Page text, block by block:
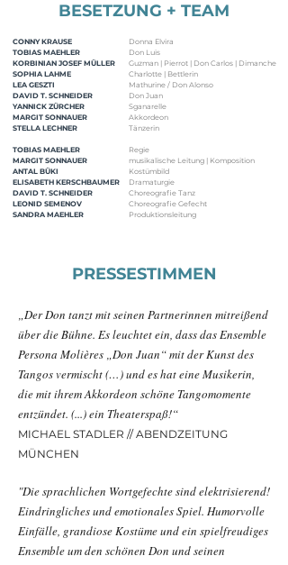
BESETZUNG + TEAM
CONNY KRAUSE
TOBIAS MAEHLER
KORBINIAN JOSEF MÜLLER
SOPHIA LAHME
LEA GESZTI
DAVID T. SCHNEIDER
YANNICK ZÜRCHER
MARGIT SONNAUER
STELLA LECHNER
TOBIAS MAEHLER
MARGIT SONNAUER
ANTAL BÜKI
ELISABETH KERSCHBAUMER
DAVID T. SCHNEIDER
LEONID SEMENOV
SANDRA MAEHLER
Donna Elvira
Don Luis
Guzman | Pierrot | Don Carlos | Dimanche
Charlotte | Bettlerin
Mathurine / Don Alonso
Don Juan
Sganarelle
Akkordeon
Tänzerin
Regie
musikalische Leitung | Komposition
Kostümbild
Dramaturgie
Choreografie Tanz
Choreografie Gefecht
Produktionsleitung
PRESSESTIMMEN
„Der Don tanzt mit seinen Partnerinnen mitreißend
über dieBühne. Es leuchtet ein, dass das Ensemble
Persona Molières „Don Juan“ mit der Kunst des
Tangos vermischt (…) und es hat eine Musikerin,
die mit ihrem Akkordeon schöne Tangomomente
entzündet. (...) ein Theaterspaß!“
MICHAEL STADLER // ABENDZEITUNG
MÜNCHEN
"Die sprachlichen Wortgefechte sind elektrisierend!
Eindringliches und emotionales Spiel. Humorvolle
Einfälle, grandiose Kostüme und ein spielfreudiges
Ensemble um den schönen Don und seinen